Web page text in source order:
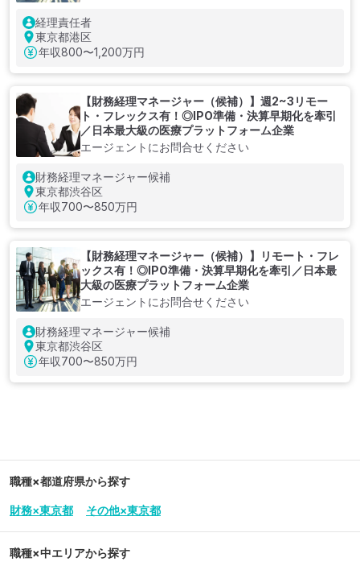
経理責任者
東京都港区
年収800〜1,200万円
【財務経理マネージャー（候補）】週2~3リモー
ト・フレックス有！◎IPO準備・決算早期化を牽引
／日本最大級の医療プラットフォーム企業
エージェントにお問合せください
財務経理マネージャー候補
東京都渋谷区
年収700〜850万円
【財務経理マネージャー（候補）】リモート・フレ
ックス有！◎IPO準備・決算早期化を牽引／日本最
大級の医療プラットフォーム企業
エージェントにお問合せください
財務経理マネージャー候補
東京都渋谷区
年収700〜850万円
職種×都道府県から探す
財務×東京都 その他×東京都
職種×中エリアから探す